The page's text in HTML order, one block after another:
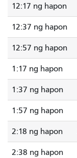
12:17 ng hapon
12:37 ng hapon
12:57 ng hapon
1:17 ng hapon
1:37 ng hapon
1:57 ng hapon
2:18 ng hapon
2:38 ng hapon